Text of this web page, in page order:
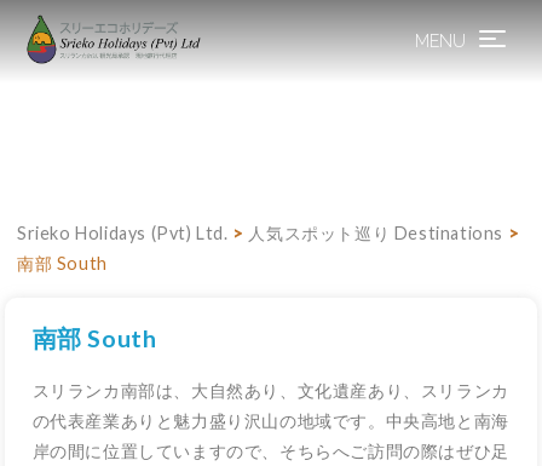
MENU Toggle
Srieko Holidays (Pvt) Ltd. > 人気スポット巡り Destinations >
南部 South
南部 South
スリランカ南部は、大自然あり、文化遺産あり、スリランカ
の代表産業ありと魅力盛り沢山の地域です。中央高地と南海
岸の間に位置していますので、そちらへご訪問の際はぜひ足